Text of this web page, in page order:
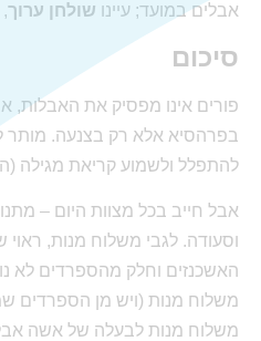
אבלים במועד; עיינו שולחן ערוך
סיכום
פורים אינו מפסיק את האבלות,
בפרהסיא אלא רק בצנעה. מותר
להתפלל ולשמוע קריאת מגילה
אבל חייב בכל מצוות היום –
וסעודה. לגבי משלוח מנות,
האשכנזים וחלק מהספרדים לא
משלוח מנות (ויש מן הספרדים
משלוח מנות לבעלה של אשה